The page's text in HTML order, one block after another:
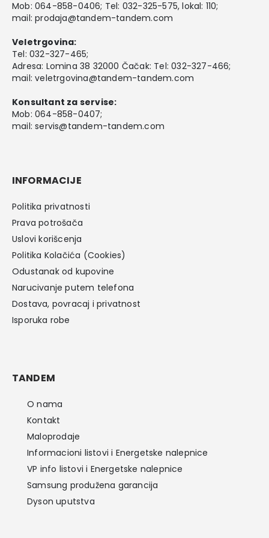
Mob: 064-858-0406; Tel: 032-325-575, lokal: 110;
mail:prodaja@tandem-tandem.com
Veletrgovina:
Tel: 032-327-465;
Adresa: Lomina 38 32000 Čačak: Tel: 032-327-466;
mail:veletrgovina@tandem-tandem.com
Konsultant za servise:
Mob: 064-858-0407;
mail:servis@tandem-tandem.com
INFORMACIJE
Politika privatnosti
Prava potrošača
Uslovi korišcenja
Politika Kolačića (Cookies)
Odustanak od kupovine
Narucivanje putem telefona
Dostava, povracaj i privatnost
Isporuka robe
TANDEM
O nama
Kontakt
Maloprodaje
Informacioni listovi i Energetske nalepnice
VP info listovi i Energetske nalepnice
Samsung produžena garancija
Dyson uputstva